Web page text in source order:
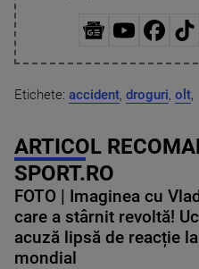
Etichete: accident, droguri, olt,
ARTICOL
SPORT.RO
FOTO | Imaginea cu
care a stârnit revoltă!
acuză lipsă de reacție la
mondial